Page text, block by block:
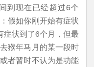
到现在已经超过6个
假如你刚开始有症状
症状到了6个月，但最
猴年马月的某一段时
者暂时不认为是功能